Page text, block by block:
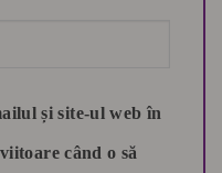
și site-ul web în
când o să